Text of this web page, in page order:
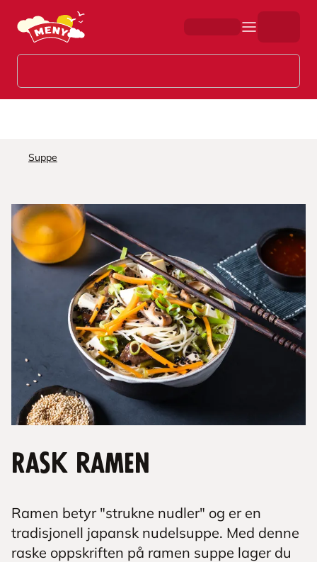
Hopp til hovedinnhold
Suppe
Rask ramen
Ramen betyr "strukne nudler" og er en
tradisjonell japansk nudelsuppe. Med denne
raske oppskriften på ramen suppe lager du